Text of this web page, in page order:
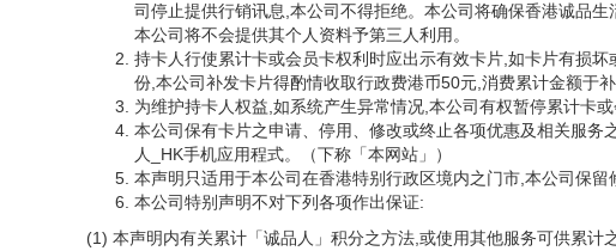
司停止提供行销讯息,本公司不得拒绝。本公司将确保香港诚品
本公司将不会提供其个人资料予第三人利用。
持卡人行使累计卡或会员卡权利时应出示有效卡片,如卡片有损
份,本公司补发卡片得酌情收取行政费港币50元,消费累计金额于
为维护持卡人权益,如系统产生异常情况,本公司有权暂停累计卡
本公司保有卡片之申请、停用、修改或终止各项优惠及相关服
人_HK手机应用程式。（下称「本网站」）
本声明只适用于本公司在香港特别行政区境内之门市,本公司保留
本公司特别声明不对下列各项作出保证:
(1) 本声明内有关累计「诚品人」积分之方法,或使用其他服务可供累计